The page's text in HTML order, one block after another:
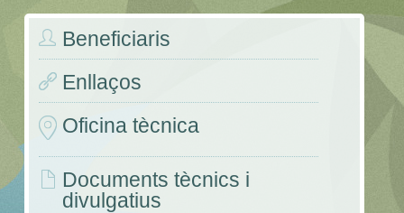
Beneficiaris
Enllaços
Oficina tècnica
Documents tècnics i
divulgatius